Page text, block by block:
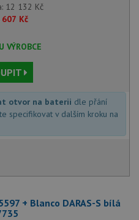
12 132 Kč
607 Kč
VÝROBCE
otvor na baterii dle přání
specifikovat v dalším kroku na
+ Blanco DARAS-S bílá